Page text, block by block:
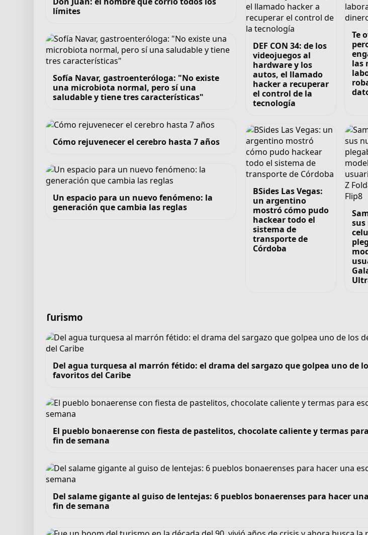
límites
Sofía Navar, gastroenteróloga: "No existe
una microbiota normal, pero sí una
saludable y tiene tres características"
Cómo rejuvenecer el cerebro hasta 7 años
Un espacio para un nuevo fenómeno: la
generación que cambia las reglas
DEF CON 34: de los
videojuegos al
hardware y los
autos, el llamado
hacker a recuperar
el control de la
tecnología
Te
las
BSides Las Vegas:
un argentino
mostró cómo pudo
hackear todo el
sistema de
transporte de
Córdoba
sus
Turismo
Del agua turquesa al marrón fétido: el drama del sargazo que golpea uno de
favoritos del Caribe
El pueblo bonaerense con fiesta de pastelitos, chocolate caliente y termas
fin de semana
Del salame gigante al guiso de lentejas: 6 pueblos bonaerenses para hacer
fin de semana